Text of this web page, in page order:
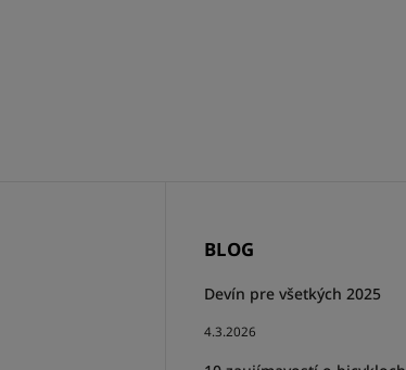
BLOG
Devín pre všetkých 2025
4.3.2026